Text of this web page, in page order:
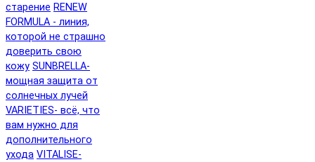
старение RENEW
FORMULA - линия,
которой не страшно
доверить свою
кожу SUNBRELLA-
мощная защита от
солнечных лучей
VARIETIES- всё, что
вам нужно для
дополнительного
ухода VITALISE-